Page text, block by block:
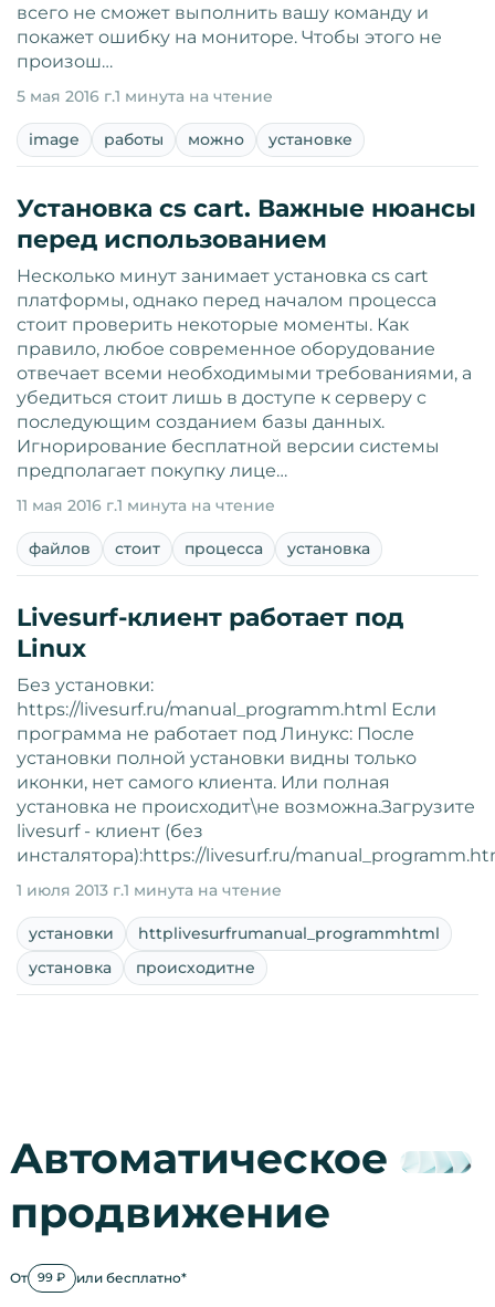
всего не сможет выполнить вашу команду и
покажет ошибку на мониторе. Чтобы этого не
произош…
5 мая 2016 г.1 минута на чтение
image работы можно установке
Установка cs cart. Важные нюансы
перед использованием
Несколько минут занимает установка cs cart
платформы, однако перед началом процесса
стоит проверить некоторые моменты. Как
правило, любое современное оборудование
отвечает всеми необходимыми требованиями, а
убедиться стоит лишь в доступе к серверу с
последующим созданием базы данных.
Игнорирование бесплатной версии системы
предполагает покупку лице…
11 мая 2016 г.1 минута на чтение
файлов стоит процесса установка
Livesurf-клиент работает под
Linux
Без установки:
https://livesurf.ru/manual_programm.html Если
программа не работает под Линукс: После
установки полной установки видны только
иконки, нет самого клиента. Или полная
установка не происходит\не возможна.Загрузите
livesurf - клиент (без
инсталятора):https://livesurf.ru/
1 июля 2013 г.1 минута на чтение
установки
httplivesurfrumanual_programmhtml
установка
происходитне
Автоматическое
продвижение
От 99 ₽ или бесплатно*